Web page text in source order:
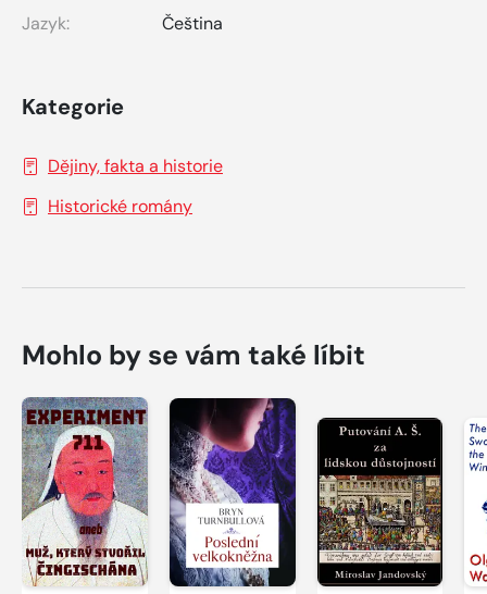
Jazyk:
Čeština
Kategorie
Dějiny, fakta a historie
Historické romány
Mohlo by se vám také líbit